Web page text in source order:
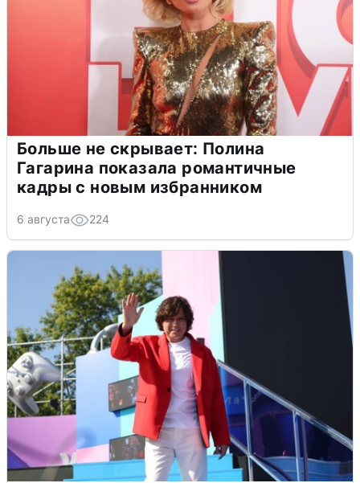
Больше не скрывает: Полина
Гагарина показала романтичные
кадры с новым избранником
6 августа 224